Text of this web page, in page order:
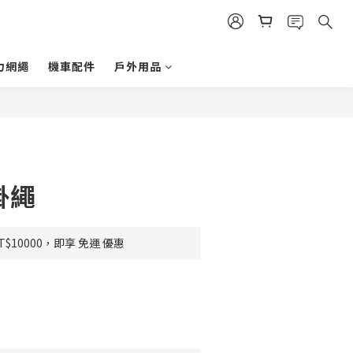
網繩 機車配件 戶外用品
繩
，即享 免運 優惠